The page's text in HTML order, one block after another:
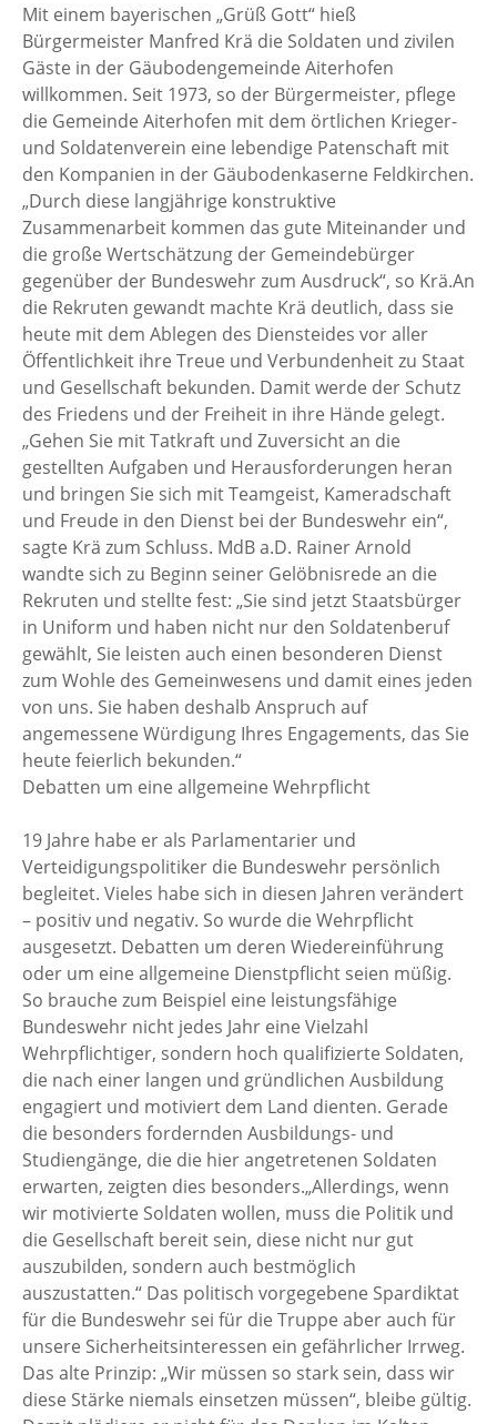
Mit einem bayerischen „Grüß Gott“ hieß
Bürgermeister Manfred Krä die Soldaten und zivilen
Gäste in der Gäubodengemeinde Aiterhofen
willkommen. Seit 1973, so der Bürgermeister, pflege
die Gemeinde Aiterhofen mit dem örtlichen Krieger-
und Soldatenverein eine lebendige Patenschaft mit
den Kompanien in der Gäubodenkaserne Feldkirchen.
„Durch diese langjährige konstruktive
Zusammenarbeit kommen das gute Miteinander und
die große Wertschätzung der Gemeindebürger
gegenüber der Bundeswehr zum Ausdruck“, so Krä.An
die Rekruten gewandt machte Krä deutlich, dass sie
heute mit dem Ablegen des Diensteides vor aller
Öffentlichkeit ihre Treue und Verbundenheit zu Staat
und Gesellschaft bekunden. Damit werde der Schutz
des Friedens und der Freiheit in ihre Hände gelegt.
„Gehen Sie mit Tatkraft und Zuversicht an die
gestellten Aufgaben und Herausforderungen heran
und bringen Sie sich mit Teamgeist, Kameradschaft
und Freude in den Dienst bei der Bundeswehr ein“,
sagte Krä zum Schluss. MdB a.D. Rainer Arnold
wandte sich zu Beginn seiner Gelöbnisrede an die
Rekruten und stellte fest: „Sie sind jetzt Staatsbürger
in Uniform und haben nicht nur den Soldatenberuf
gewählt, Sie leisten auch einen besonderen Dienst
zum Wohle des Gemeinwesens und damit eines jeden
von uns. Sie haben deshalb Anspruch auf
angemessene Würdigung Ihres Engagements, das Sie
heute feierlich bekunden.“
Debatten um eine allgemeine Wehrpflicht
19 Jahre habe er als Parlamentarier und
Verteidigungspolitiker die Bundeswehr persönlich
begleitet. Vieles habe sich in diesen Jahren verändert
– positiv und negativ. So wurde die Wehrpflicht
ausgesetzt. Debatten um deren Wiedereinführung
oder um eine allgemeine Dienstpflicht seien müßig.
So brauche zum Beispiel eine leistungsfähige
Bundeswehr nicht jedes Jahr eine Vielzahl
Wehrpflichtiger, sondern hoch qualifizierte Soldaten,
die nach einer langen und gründlichen Ausbildung
engagiert und motiviert dem Land dienten. Gerade
die besonders fordernden Ausbildungs- und
Studiengänge, die die hier angetretenen Soldaten
erwarten, zeigten dies besonders.„Allerdings, wenn
wir motivierte Soldaten wollen, muss die Politik und
die Gesellschaft bereit sein, diese nicht nur gut
auszubilden, sondern auch bestmöglich
auszustatten.“ Das politisch vorgegebene Spardiktat
für die Bundeswehr sei für die Truppe aber auch für
unsere Sicherheitsinteressen ein gefährlicher Irrweg.
Das alte Prinzip: „Wir müssen so stark sein, dass wir
diese Stärke niemals einsetzen müssen“, bleibe gültig.